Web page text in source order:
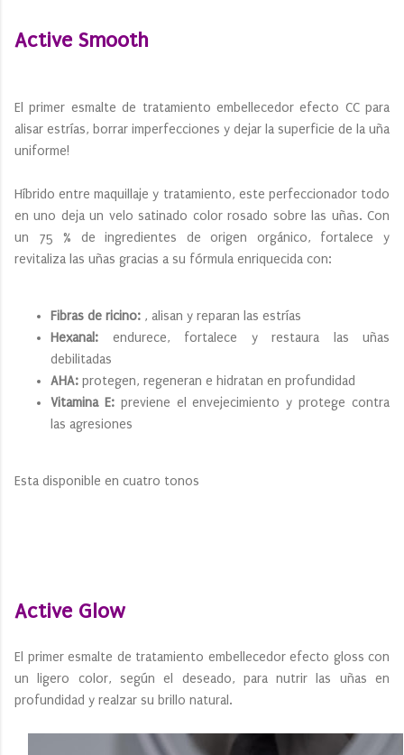
Active Smooth
El primer esmalte de tratamiento embellecedor efecto CC para
alisar estrías, borrar imperfecciones y dejar la superficie de la uña
uniforme!
Híbrido entre maquillaje y tratamiento, este perfeccionador todo
en uno deja un velo satinado color rosado sobre las uñas. Con
un 75 % de ingredientes de origen orgánico, fortalece y
revitaliza las uñas gracias a su fórmula enriquecida con:
Fibras de ricino: , alisan y reparan las estrías
Hexanal: endurece, fortalece y restaura las uñas
debilitadas
AHA: protegen, regeneran e hidratan en profundidad
Vitamina E: previene el envejecimiento y protege contra
las agresiones
Esta disponible en cuatro tonos
Active Glow
El primer esmalte de tratamiento embellecedor efecto gloss con
un ligero color, según el deseado, para nutrir las uñas en
profundidad y realzar su brillo natural.